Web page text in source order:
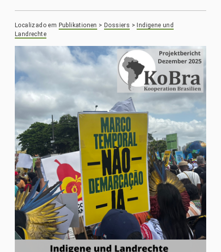
Localizado em Publikationen >Dossiers >Indigene und
Landrechte